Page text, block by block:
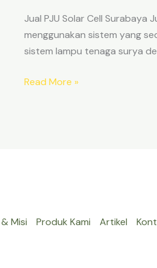
Jual PJU Solar Cell Surabaya
menggunakan sistem yang
sistem lampu tenaga surya
Surabaya
Read More »
Misi Produk Kami Artikel